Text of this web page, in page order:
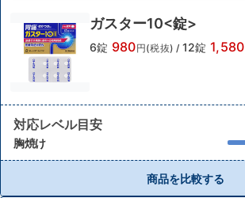
ガスター10<錠>
6錠 980円(税抜) / 12錠 1,580
対応レベル目安
胸焼け
商品を比較する